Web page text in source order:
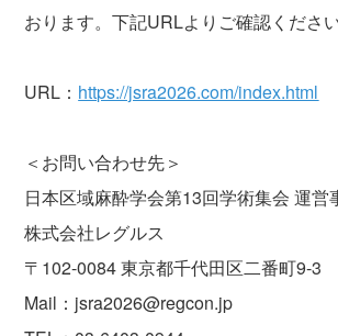
おります。下記URLよりご確認ください
URL： https://jsra2026.com/index.html
＜お問い合わせ先＞
日本区域麻酔学会第13回学術集会 運営
株式会社レグルス
〒102-0084 東京都千代田区二番町9-3
Mail：jsra2026@regcon.jp